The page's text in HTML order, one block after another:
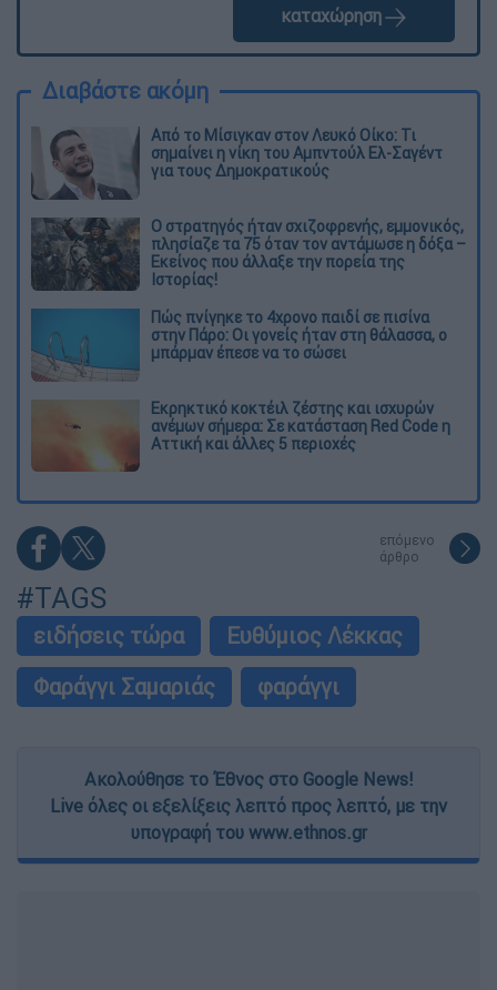
καταχώρηση
Διαβάστε ακόμη
Από το Μίσιγκαν στον Λευκό Οίκο: Τι
σημαίνει η νίκη του Αμπντούλ Ελ-Σαγέντ
για τους Δημοκρατικούς
O στρατηγός ήταν σχιζοφρενής, εμμονικός,
πλησίαζε τα 75 όταν τον αντάμωσε η δόξα –
Εκείνος που άλλαξε την πορεία της
Ιστορίας!
Πώς πνίγηκε το 4χρονο παιδί σε πισίνα
στην Πάρο: Οι γονείς ήταν στη θάλασσα, ο
μπάρμαν έπεσε να το σώσει
Εκρηκτικό κοκτέιλ ζέστης και ισχυρών
ανέμων σήμερα: Σε κατάσταση Red Code η
Αττική και άλλες 5 περιοχές
επόμενο
άρθρο
#TAGS
ειδήσεις τώρα
Ευθύμιος Λέκκας
Φαράγγι Σαμαριάς
φαράγγι
Ακολούθησε το Έθνος στο Google News!
Live όλες οι εξελίξεις λεπτό προς λεπτό, με την
υπογραφή του www.ethnos.gr